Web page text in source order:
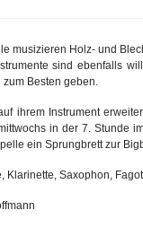
musizieren Holz- und
sind ebenfalls
Besten geben.
ihrem Instrument
in der 7. Stunde
ein Sprungbrett zur
Klarinette, Saxophon,